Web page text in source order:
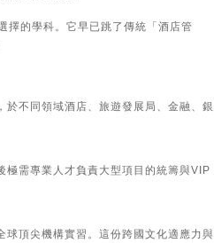
的學科。它早已跳了傳統「酒店管
不同領域酒店、旅遊發展局、金融、銀
極需專業人才負責大型項目的統籌與VIP
頂尖機構實習。這份跨國文化適應力與